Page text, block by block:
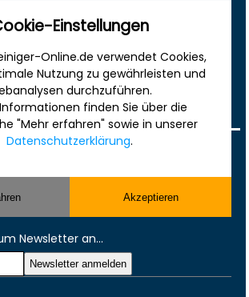
Vorlagen
Newsletter an...
Einstellungen
Online.de verwendet Cookies,
Nutzung zu gewährleisten und
durchzuführen.
finden Sie über die
"Mehr erfahren" sowie in unserer
Datenschutzerklärung.
Akzeptieren